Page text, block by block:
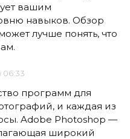
вашим
навыков. Обзор
лучше понять, что
06:33
программ для
и каждая из
Adobe Photoshop —
широкий